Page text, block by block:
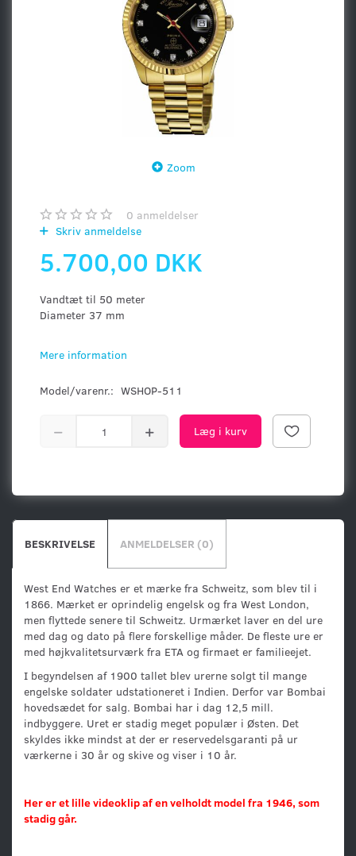
Zoom
0 anmeldelser
Skriv anmeldelse
5.700,00 DKK
Vandtæt til 50 meter
Diameter 37 mm
Mere information
Model/varenr.: WSHOP-511
Læg i kurv
BESKRIVELSE ANMELDELSER (0)
West End Watches er et mærke fra Schweitz, som blev til i
1866. Mærket er oprindelig engelsk og fra West London,
men flyttede senere til Schweitz. Urmærket laver en del ure
med dag og dato på flere forskellige måder. De fleste ure er
med højkvalitetsurværk fra ETA og firmaet er familieejet.
I begyndelsen af 1900 tallet blev urerne solgt til mange
engelske soldater udstationeret i Indien. Derfor var Bombai
hovedsædet for salg. Bombai har i dag 12,5 mill.
indbyggere. Uret er stadig meget populær i Østen. Det
skyldes ikke mindst at der er reservedelsgaranti på ur
værkerne i 30 år og skive og viser i 10 år.
Her er et lille videoklip af en velholdt model fra 1946, som
stadig går.